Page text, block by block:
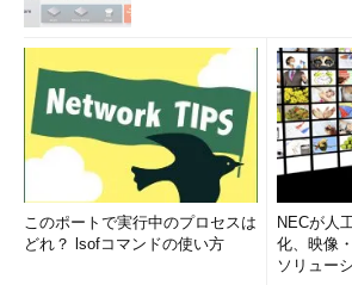
Windows標準のDefenderも置き換え
Windows Server 2022のSMTPサー
あどうしましょう
Windowsのモダンブートメニュー、
アプリだった？
それは、Windows 11であり、
――WSUSで見つかったWindowsの
実行するとキューに入るWindowsタ
なんでそーなるの？ Windows 11で
このポートで実行中のプロセスは
どれ？ lsofコマンドの使い方
NECが人
化、映像
ソリュー